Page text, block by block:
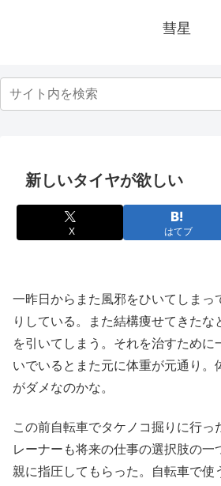
彗星
新しいタイヤが欲しい
X はてブ
一昨日からまた風邪をひいてしまっ
りしている。また結構痩せてきたな
を引いてしまう。それを治すために
いでいるとまた元に体重が元通り。
がダメなのかな。
この前自転車でタケノコ掘りに行っ
レーナーも将来の仕事の選択肢の一
親に指圧してもらった。自転車で使